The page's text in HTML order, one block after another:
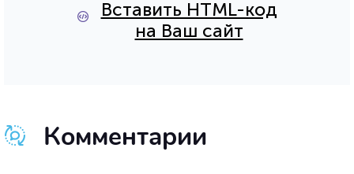
Вставить HTML-код
на Ваш сайт
Комментарии